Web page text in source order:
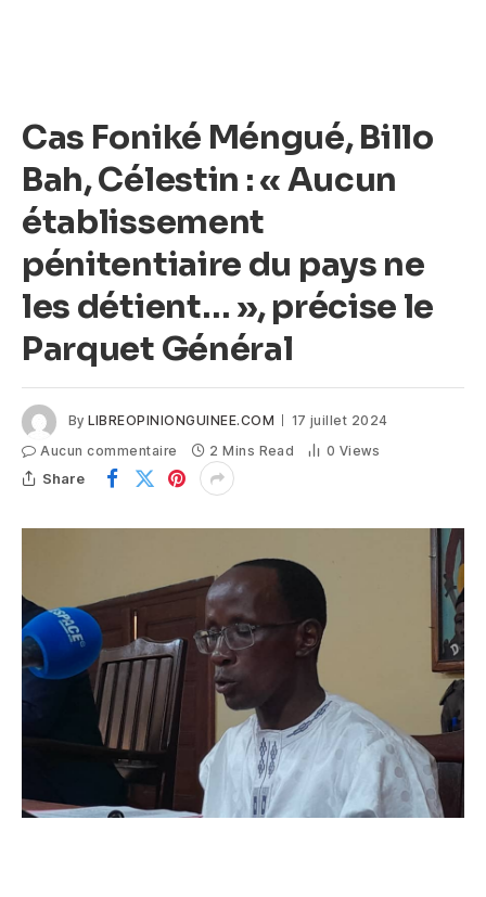
Cas Foniké Méngué, Billo
Bah, Célestin : « Aucun
établissement
pénitentiaire du pays ne
les détient… », précise le
Parquet Général
By LIBREOPINIONGUINEE.COM
17 juillet 2024
Aucun commentaire
2 Mins Read 0 Views
Share